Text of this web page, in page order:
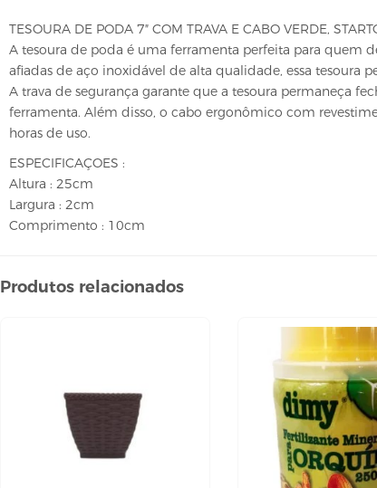
TESOURA DE PODA 7″ COM TRAVA E CABO VERDE,
A tesoura de poda é uma ferramenta perfeita para quem
afiadas de aço inoxidável de alta qualidade, essa tesoura
A trava de segurança garante que a tesoura permaneça
ferramenta. Além disso, o cabo ergonômico com
horas de uso.
ESPECIFICAÇOES :
Altura : 25cm
Largura : 2cm
Comprimento : 10cm
Produtos relacionados